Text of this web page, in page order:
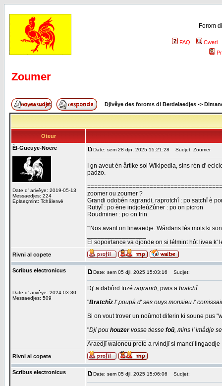
Forom
FAQ
Cweri
Zoumer
Djivêye des foroms di Berdelaedjes ->
Oteur
Èl-Gueuye-Noere
Date d' arivêye: 2019-05-13
Messaedjes: 224
Eplaeçmint: Tchålerwè
Date: sem 28 djn, 2025 15:21:28 Sudjet: Zoumer
I gn aveut èn årtike sol Wikipedia, sins rén d'
padzo.
zoomer ou zoumer ?
Grandi odobén ragrandi, raprotchî : po satchî è
Rutiyî : po ène indjoleùZûner : po on picron
Roudminer : po on trin.
'''Nos avant on linwaedje. Wårdans lès mots ki
El sopoirtance va djonde on si télmint hôt livea
Rivni al copete
Scribus electronicus
Date d' arivêye: 2024-03-30
Messaedjes: 509
Date: sem 05 djl, 2025 15:03:16 Sudjet:
Dj' a dabôrd tuzé ragrandi, pwis a bratchî.
"Bratchîz l' poupå d' ses ouys monsieu l'
Si on vout trover un noûmot diferin ki soune pus
"Dji pou houzervosse tiesse foû, mins l' imådje
Araedjî waloneu prete a rvindjî si mancî lingaedje
Rivni al copete
Scribus electronicus Date: sem 05 djl, 2025 15:06:06 Sudjet: